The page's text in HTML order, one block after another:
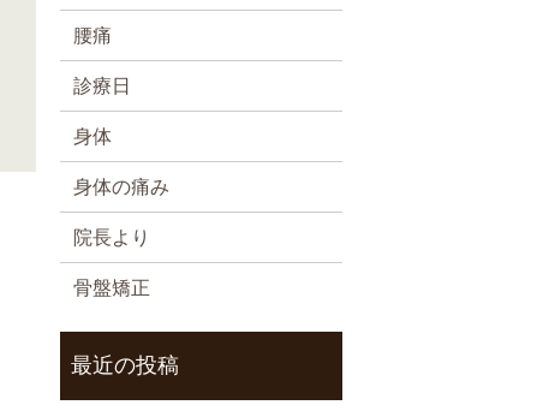
腰痛
診療日
身体
身体の痛み
院長より
骨盤矯正
最近の投稿